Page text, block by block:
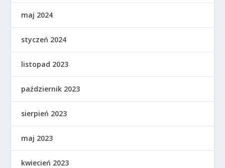
maj 2024
styczeń 2024
listopad 2023
październik 2023
sierpień 2023
maj 2023
kwiecień 2023